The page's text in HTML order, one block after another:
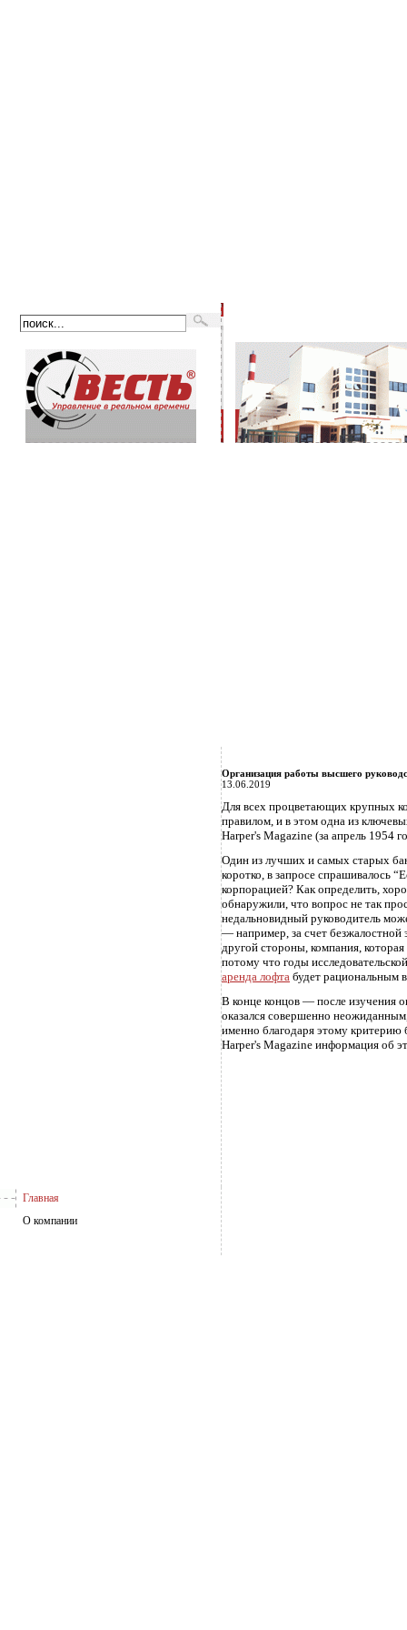
Организация работы высшего
13.06.2019
Для всех процветающих крупных
правилом, и в этом одна из
Harper's Magazine (за апрель 1954
Один из лучших и самых старых
коротко, в запросе спрашивалось
корпорацией? Как определить,
обнаружили, что вопрос не так
недальновидный руководитель
— например, за счет безжалостной
другой стороны, компания,
потому что годы
аренда лофта будет рациональным
В конце концов — после изучения
оказался совершенно
именно благодаря этому критерию
Harper's Magazine информация об
Главная
О компании